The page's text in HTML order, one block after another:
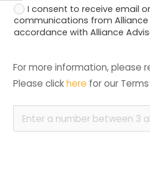
I consent to receive email
communications from Alliance
accordance with Alliance
For more information, please
Please click here for our